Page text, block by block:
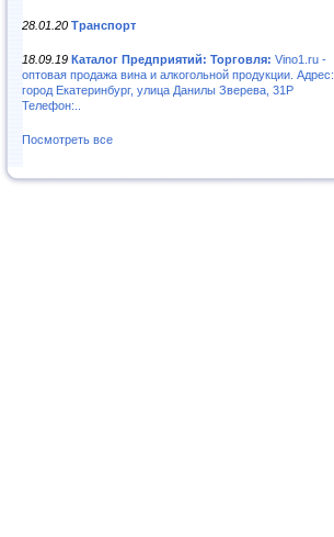
28.01.20 Транспорт
18.09.19 Каталог Предприятий: Торговля: Vino1.ru -
оптовая продажа вина и алкогольной продукции. Адрес:
город Екатеринбург, улица Данилы Зверева, 31Р
Телефон:..
Посмотреть все